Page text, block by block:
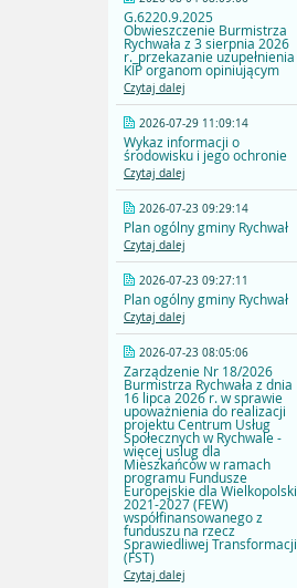
G.6220.9.2025
Obwieszczenie Burmistrza
Rychwała z 3 sierpnia 2026
r._przekazanie uzupełnienia
KIP organom opiniującym
Czytaj dalej
2026-07-29 11:09:14
Wykaz informacji o
środowisku i jego ochronie
Czytaj dalej
2026-07-23 09:29:14
Plan ogólny gminy Rychwał
Czytaj dalej
2026-07-23 09:27:11
Plan ogólny gminy Rychwał
Czytaj dalej
2026-07-23 08:05:06
Zarządzenie Nr 18/2026
Burmistrza Rychwała z dnia
16 lipca 2026 r. w sprawie
upoważnienia do realizacji
projektu Centrum Usług
Społecznych w Rychwale -
więcej uslug dla
Mieszkańców w ramach
programu Fundusze
Europejskie dla Wielkopolski
2021-2027 (FEW)
współfinansowanego z
funduszu na rzecz
Sprawiedliwej Transformacji
(FST)
Czytaj dalej